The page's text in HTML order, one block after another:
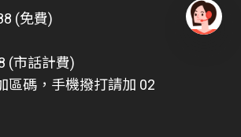
(免費)
(市話計費)
區碼，手機撥打請加 02